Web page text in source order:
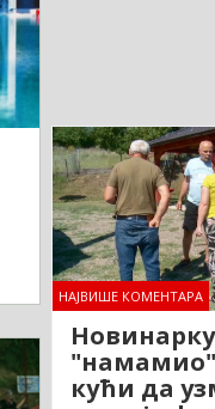
НАЈВИШЕ КОМЕНТАРА
кући да